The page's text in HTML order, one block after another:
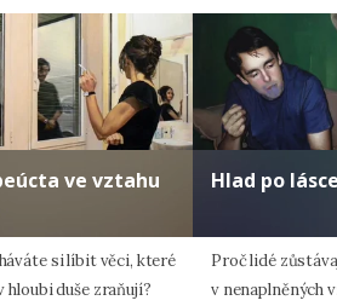
ve vztahu
si líbit věci, které
hloubi duše zraňují?
Hlad po lásce
Proč lidé
v nenaplněných